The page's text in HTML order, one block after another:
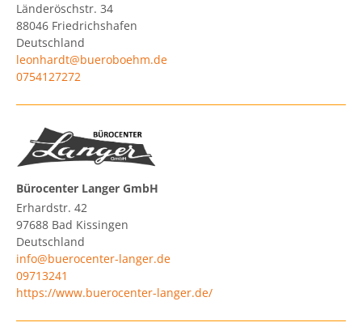
Länderöschstr. 34
88046 Friedrichshafen
Deutschland
leonhardt@bueroboehm.de
0754127272
Bürocenter Langer GmbH
Erhardstr. 42
97688 Bad Kissingen
Deutschland
info@buerocenter-langer.de
09713241
https://www.buerocenter-langer.de/